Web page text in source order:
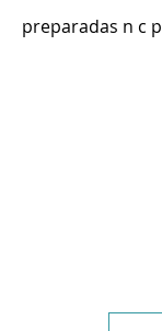
preparadas n c p